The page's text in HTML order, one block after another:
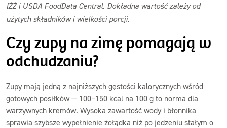
IŻŻ i USDA FoodData Central. Dokładna wartość zależy od
użytych składników i wielkości porcji.
Czy zupy na zimę pomagają w
odchudzaniu?
Zupy mają jedną z najniższych gęstości kalorycznych wśród
gotowych posiłków — 100–150 kcal na 100 g to norma dla
warzywnych kremów. Wysoka zawartość wody i błonnika
sprawia szybsze wypełnienie żołądka niż po jedzeniu stałym o